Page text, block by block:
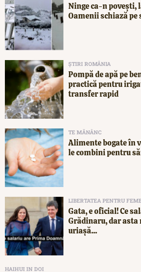
Ninge ca-n povești,
Oamenii schiază pe
ȘTIRI ROMÂNIA
Pompă de apă pe
practică pentru
transfer rapid
TE MĂNÂNC
Alimente bogate în
le combini pentru
LIBERTATEA PENTRU
Gata, e oficial! Ce
Grădinaru, dar asta
uriașă...
HAIHUI IN DOI